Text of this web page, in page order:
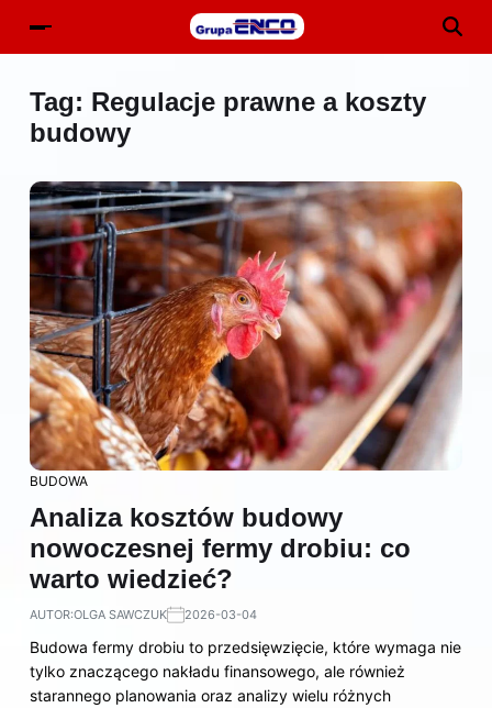
Tag: Regulacje prawne a koszty
budowy
BUDOWA
Analiza kosztów budowy
nowoczesnej fermy drobiu: co
warto wiedzieć?
AUTOR:OLGA SAWCZUK 2026-03-04
Budowa fermy drobiu to przedsięwzięcie, które wymaga nie
tylko znaczącego nakładu finansowego, ale również
starannego planowania oraz analizy wielu różnych